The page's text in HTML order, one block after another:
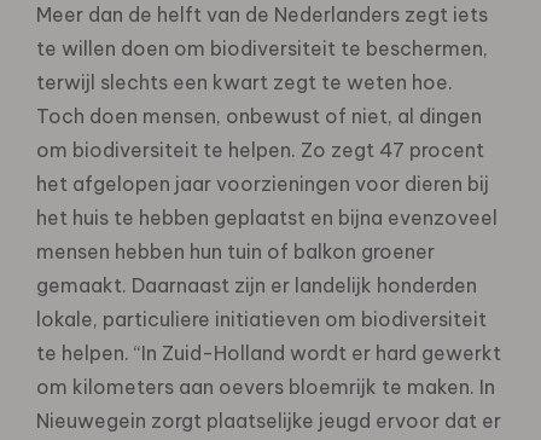
Meer dan de helft van de Nederlanders zegt iets
te willen doen om biodiversiteit te beschermen,
terwijl slechts een kwart zegt te weten hoe.
Toch doen mensen, onbewust of niet, al dingen
om biodiversiteit te helpen. Zo zegt 47 procent
het afgelopen jaar voorzieningen voor dieren bij
het huis te hebben geplaatst en bijna evenzoveel
mensen hebben hun tuin of balkon groener
gemaakt. Daarnaast zijn er landelijk honderden
lokale, particuliere initiatieven om biodiversiteit
te helpen. “In Zuid-Holland wordt er hard gewerkt
om kilometers aan oevers bloemrijk te maken. In
Nieuwegein zorgt plaatselijke jeugd ervoor dat er